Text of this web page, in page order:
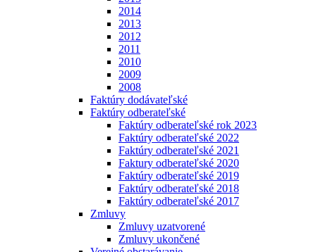
2014
2013
2012
2011
2010
2009
2008
Faktúry dodávateľské
Faktúry odberateľské
Faktúry odberateľské rok 2023
Faktúry odberateľské 2022
Faktúry odberateľské 2021
Faktury odberateľské 2020
Faktúry odberateľské 2019
Faktúry odberateľské 2018
Faktúry odberateľské 2017
Zmluvy
Zmluvy uzatvorené
Zmluvy ukončené